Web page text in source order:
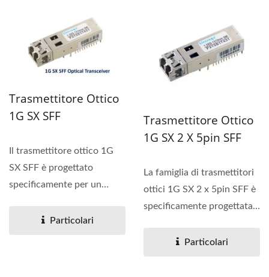
Trasmettitore Ottico
1G SX SFF
Il trasmettitore ottico 1G
SX SFF è progettato
specificamente per un
Particolari
Trasmettitore Ottico
1G SX 2 X 5pin SFF
La famiglia di trasmettitori
ottici 1G SX 2 x 5pin SFF è
specificamente progettata
Particolari